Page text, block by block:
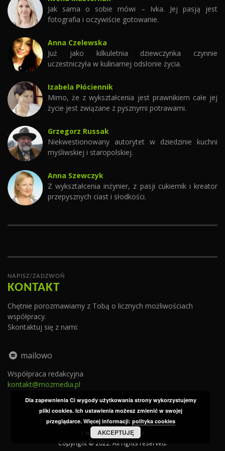
Jak sama o sobie mówi – Ivka. Jej pasją jest
fotografia i oczywiście gotowanie.
Anna Czelewska
Już jako kilkuletnia dziewczynka czynnie
uczestniczyła w kulinarnej odsłonie życia.
Izabela Płóciennik
Mimo, że z wykształcenia jest prawnikiem całe jej
życie jest związane z pysznymi potrawami.
Grzegorz Russak
Niekwestionowany autorytet w dziedzinie kuchni
myśliwskiej i staropolskiej.
Anna Szewczyk
Z wykształcenia inżynier, z pasji cukiernik i kreator
przepysznych ciast i słodkości.
NAPISZ/ZADZWOŃ
KONTAKT
Chętnie porozmawiamy z Tobą o licznych możliwościach
współpracy.
Skontaktuj się z nami:
mailowo
Współpraca redakcyjna
kontakt@mozmedia.pl
↑ wróć do góry strony
Copyright © 2022. All rights reserved.
Dla zapewnienia Ci wygody użytkowania strony wykorzystujemy
pliki cookies. Ich ustawienia możesz zmienić w swojej
przeglądarce. Więcej informacji: polityka cookies
AKCEPTUJĘ